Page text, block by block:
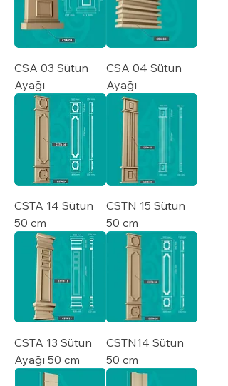
CSA 03 Sütun
Ayağı
CSA 04 Sütun
Ayağı
CSTA 14 Sütun
50 cm
CSTN 15 Sütun
50 cm
CSTA 13 Sütun
Ayağı 50 cm
CSTN14 Sütun
50 cm